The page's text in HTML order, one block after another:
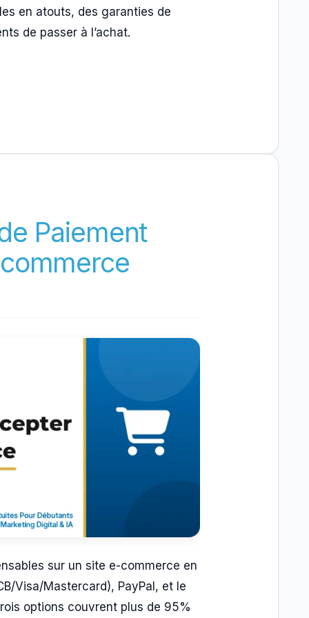
en atouts, des garanties de
de passer à l’achat.
Paiement
sur un site e-commerce en
Visa/Mastercard), PayPal, et le
options couvrent plus de 95%